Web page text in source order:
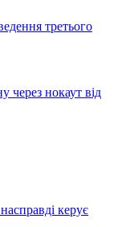
третього
нокаут від
керує